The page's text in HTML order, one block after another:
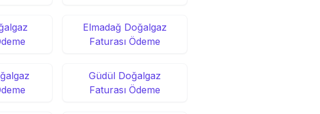
Elmadağ Doğalgaz
Faturası Ödeme
Güdül Doğalgaz
Faturası Ödeme